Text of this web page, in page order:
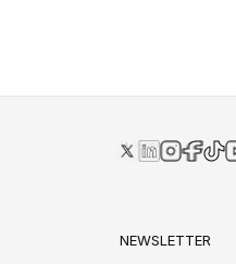
NEWSLETTER